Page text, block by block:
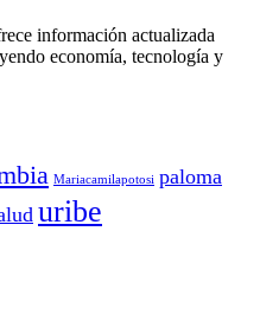
información actualizada
economía, tecnología y
Mariacamilapotosi paloma
uribe